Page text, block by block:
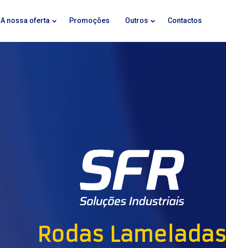
A nossa oferta Promoções Outros Contactos
Rodas Lameladas